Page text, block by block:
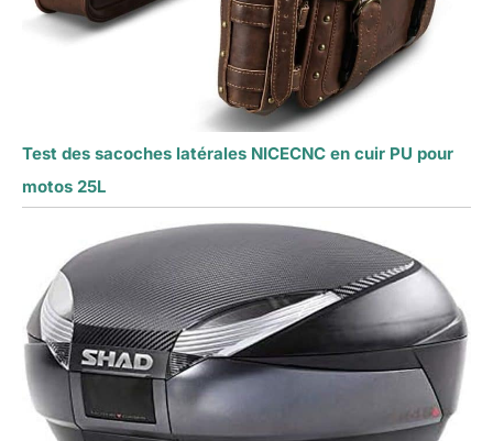
Test des sacoches latérales NICECNC en cuir PU pour
motos 25L